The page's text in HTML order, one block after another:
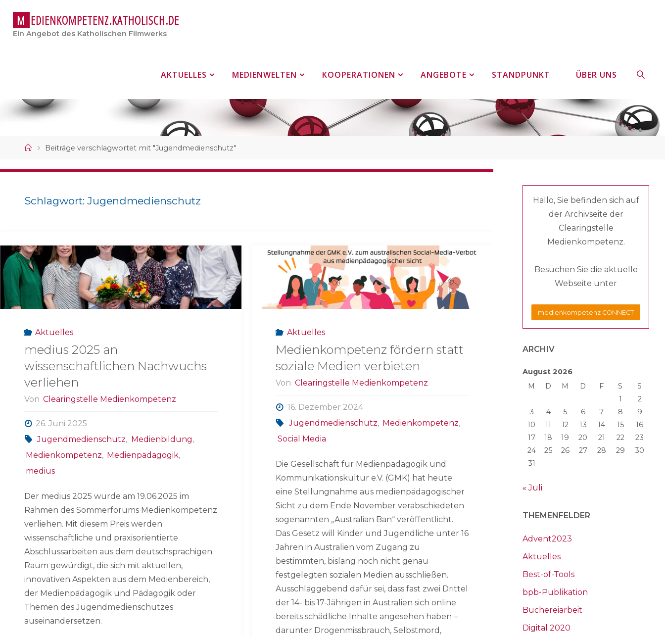
M EDIENKOMPETENZ.KATHOLISCH.DE
Ein Angebot des Katholischen Filmwerks
springen
AKTUELLES MEDIENWELTEN KOOPERATIONEN ANGEBOTE STANDPUNKT ÜBER UNS
StartBeiträge verschlagwortet mit "Jugendmedienschutz"
Schlagwort: Jugendmedienschutz
Aktuelles
medius 2025 an
wissenschaftlichen Nachwuchs
verliehen
Von Clearingstelle Medienkompetenz
26. Juni 2025
Jugendmedienschutz, Medienbildung,
Medienkompetenz, Medienpädagogik,
medius
Der medius 2025 wurde am 19.06.2025 im
Rahmen des Sommerforums Medienkompetenz
verliehen. Mit diesem Preis werden
wissenschaftliche und praxisorientierte
Abschlussarbeiten aus dem deutschsprachigen
Raum gewürdigt, die sich mit aktuellen,
innovativen Aspekten aus dem Medienbereich,
der Medienpädagogik und Pädagogik oder
Themen des Jugendmedienschutzes
auseinandersetzen.
Aktuelles
Medienkompetenz fördern statt
soziale Medien verbieten
Von Clearingstelle Medienkompetenz
16. Dezember 2024
Jugendmedienschutz, Medienkompetenz,
Social Media
Die Gesellschaft für Medienpädagogik und
Kommunikationskultur e.V. (GMK) hat heute
eine Stellungnahme aus medienpädagogischer
Sicht zu dem Ende November verabschiedeten
sogenannten „Australian Ban“ veröffentlicht.
Das Gesetz will Kinder und Jugendliche unter 16
Jahren in Australien vom Zugang zu
bestimmten, bislang noch nicht genau
festgelegten sozialen Medien ausschließen.
Ausschlaggebend dafür sei, dass fast zwei Drittel
der 14- bis 17-Jährigen in Australien sich online
bereits schädliche Inhalte angesehen haben –
darunter Drogenmissbrauch, Selbstmord,
Hallo, Sie befinden sich auf
der Archivseite der
Clearingstelle
Medienkompetenz.
Besuchen Sie die aktuelle
Webseite unter
medienkompetenz CONNECT
ARCHIV
August 2026
M
D M D F S
S
1
2
3
4 5 6 7 8
9
10
11 12 13 14 15
16
17
18 19 20 21 22
23
24
25 26 27 28 29
30
31
« Juli
THEMENFELDER
Advent2023
Aktuelles
Best-of-Tools
bpb-Publikation
Büchereiarbeit
Digital 2020